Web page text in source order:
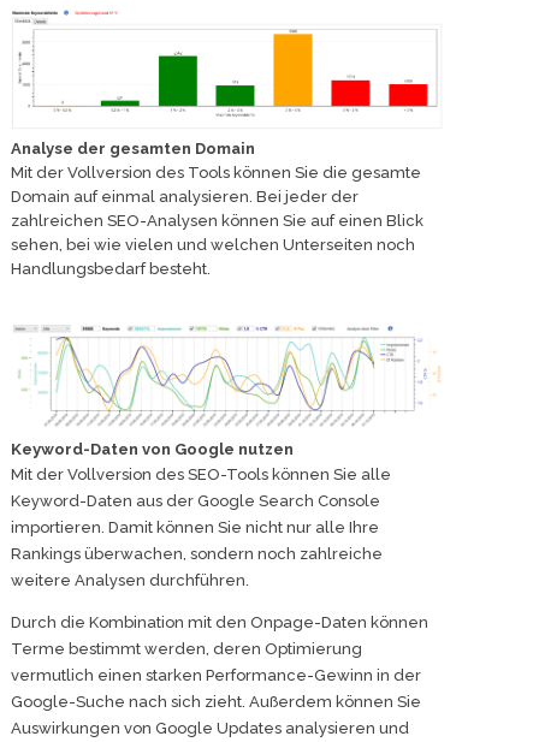
Analyse der gesamten Domain
Mit der Vollversion des Tools können Sie die gesamte
Domain auf einmal analysieren. Bei jeder der
zahlreichen SEO-Analysen können Sie auf einen Blick
sehen, bei wie vielen und welchen Unterseiten noch
Handlungsbedarf besteht.
Keyword-Daten von Google nutzen
Mit der Vollversion des SEO-Tools können Sie alle
Keyword-Daten aus der Google Search Console
importieren. Damit können Sie nicht nur alle Ihre
Rankings überwachen, sondern noch zahlreiche
weitere Analysen durchführen.
Durch die Kombination mit den Onpage-Daten können
Terme bestimmt werden, deren Optimierung
vermutlich einen starken Performance-Gewinn in der
Google-Suche nach sich zieht. Außerdem können Sie
Auswirkungen von Google Updates analysieren und